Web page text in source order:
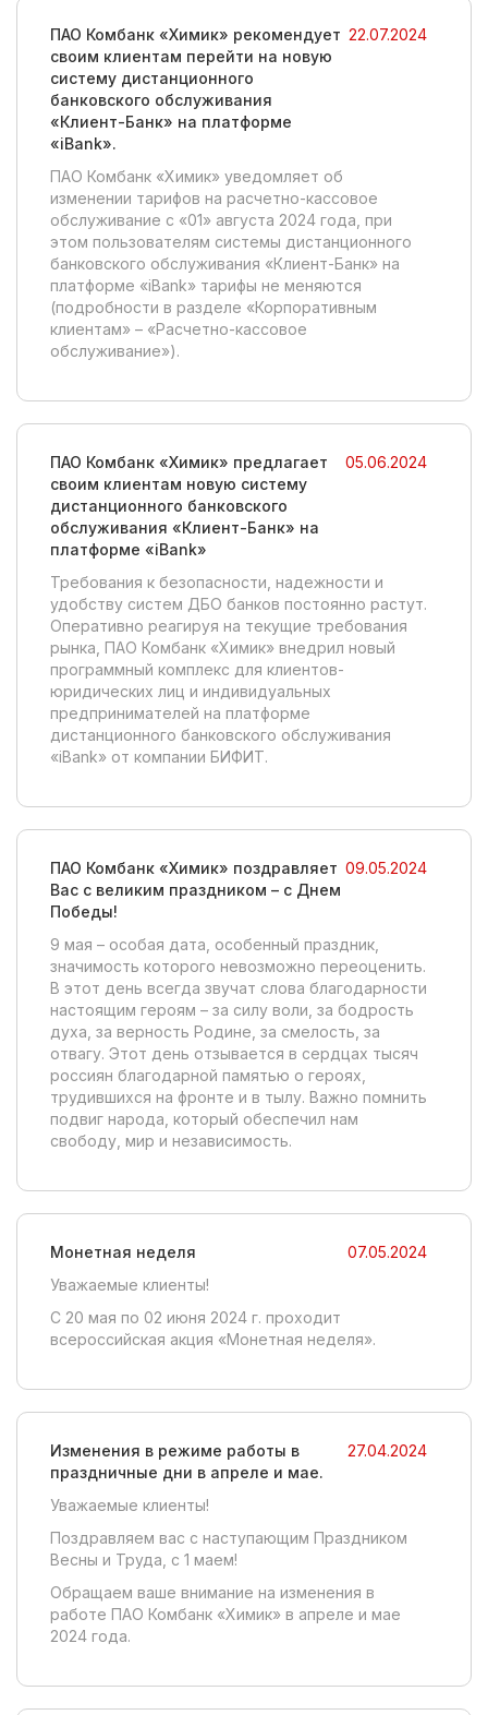
ПАО Комбанк «Химик» рекомендует
своим клиентам перейти на новую
систему дистанционного
банковского обслуживания
«Клиент-Банк» на платформе
«iBank».
22.07.2024
ПАО Комбанк «Химик» уведомляет об
изменении тарифов на расчетно-кассовое
обслуживание с «01» августа 2024 года, при
этом пользователям системы дистанционного
банковского обслуживания «Клиент-Банк» на
платформе «iBank» тарифы не меняются
(подробности в разделе «Корпоративным
клиентам» – «Расчетно-кассовое
обслуживание»).
ПАО Комбанк «Химик» предлагает
своим клиентам новую систему
дистанционного банковского
обслуживания «Клиент-Банк» на
платформе «iBank»
05.06.2024
Требования к безопасности, надежности и
удобству систем ДБО банков постоянно растут.
Оперативно реагируя на текущие требования
рынка, ПАО Комбанк «Химик» внедрил новый
программный комплекс для клиентов-
юридических лиц и индивидуальных
предпринимателей на платформе
дистанционного банковского обслуживания
«iBank» от компании БИФИТ.
ПАО Комбанк «Химик» поздравляет
Вас с великим праздником – с Днем
Победы!
09.05.2024
9 мая – особая дата, особенный праздник,
значимость которого невозможно переоценить.
В этот день всегда звучат слова благодарности
настоящим героям – за силу воли, за бодрость
духа, за верность Родине, за смелость, за
отвагу. Этот день отзывается в сердцах тысяч
россиян благодарной памятью о героях,
трудившихся на фронте и в тылу. Важно помнить
подвиг народа, который обеспечил нам
свободу, мир и независимость.
Монетная неделя
07.05.2024
Уважаемые клиенты!
С 20 мая по 02 июня 2024 г. проходит
всероссийская акция «Монетная неделя».
Изменения в режиме работы в
праздничные дни в апреле и мае.
27.04.2024
Уважаемые клиенты!
Поздравляем вас с наступающим Праздником
Весны и Труда, с 1 маем!
Обращаем ваше внимание на изменения в
работе ПАО Комбанк «Химик» в апреле и мае
2024 года.